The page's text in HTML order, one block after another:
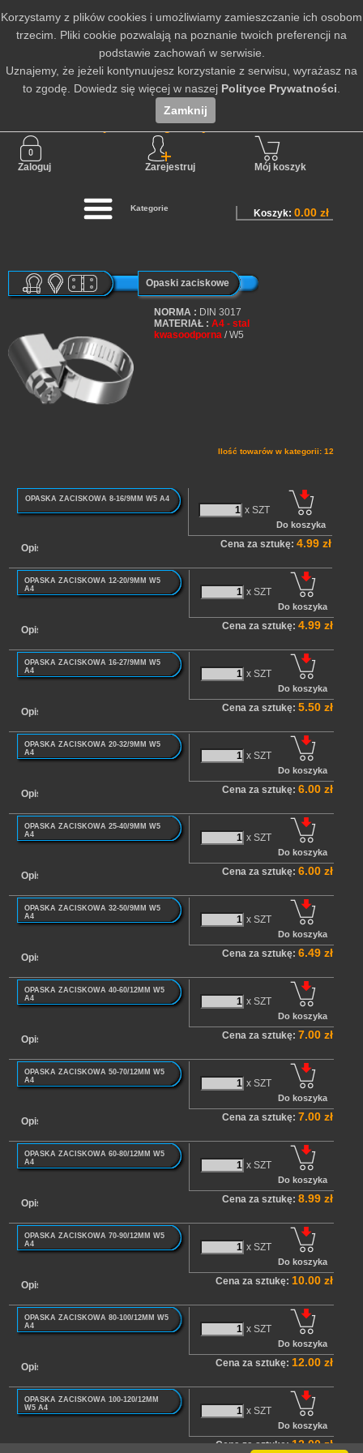
Nie jesteś zalogowany
Zaloguj Zarejestruj Mój koszyk
Kategorie
Opaski zaciskowe
NORMA : DIN 3017
MATERIAŁ : A4 - stal
kwasoodporna/ W5
Ilość towarów w kategorii: 12
OPASKA ZACISKOWA 8-16/9MM W5 A4
Opis
x SZT
Cena za sztukę: 4.99 zł
OPASKA ZACISKOWA 12-20/9MM W5
A4
Opis
x SZT
Cena za sztukę: 4.99 zł
OPASKA ZACISKOWA 16-27/9MM W5
A4
Opis
x SZT
Cena za sztukę: 5.50 zł
OPASKA ZACISKOWA 20-32/9MM W5
A4
Opis
x SZT
Cena za sztukę: 6.00 zł
OPASKA ZACISKOWA 25-40/9MM W5
A4
Opis
x SZT
Cena za sztukę: 6.00 zł
OPASKA ZACISKOWA 32-50/9MM W5
A4
Opis
x SZT
Cena za sztukę: 6.49 zł
OPASKA ZACISKOWA 40-60/12MM W5
A4
Opis
x SZT
Cena za sztukę: 7.00 zł
OPASKA ZACISKOWA 50-70/12MM W5
A4
Opis
x SZT
Cena za sztukę: 7.00 zł
OPASKA ZACISKOWA 60-80/12MM W5
A4
Opis
x SZT
Cena za sztukę: 8.99 zł
OPASKA ZACISKOWA 70-90/12MM W5
A4
Opis
x SZT
Cena za sztukę: 10.00 zł
OPASKA ZACISKOWA 80-100/12MM W5
A4
Opis
x SZT
Cena za sztukę: 12.00 zł
OPASKA ZACISKOWA 100-120/12MM
W5 A4
x SZT
Cena za sztukę:12.00 zł
Koszyk:0.00 zł
Korzystamy z plików cookies i umożliwiamy zamieszczanie ich osobom
trzecim. Pliki cookie pozwalają na poznanie twoich preferencji na
podstawie zachowań w serwisie.
Uznajemy, że jeżeli kontynuujesz korzystanie z serwisu, wyrażasz na
to zgodę. Dowiedz się więcej w naszej Polityce Prywatności
Zamknij